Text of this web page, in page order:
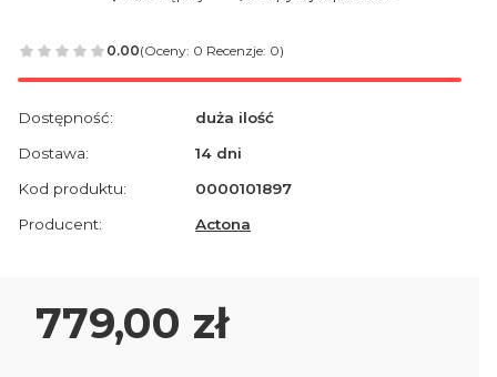
0.00(Oceny: 0 Recenzje: 0)
Dostępność:
duża ilość
Dostawa:
14 dni
Kod produktu:
0000101897
Producent:
Actona
Cena
779,00 zł